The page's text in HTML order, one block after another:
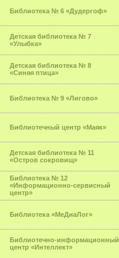
Библиотека № 6 «Дудергоф»
Детская библиотека № 7
«Улыбка»
Детская библиотека № 8
«Синяя птица»
Библиотека № 9 «Лигово»
Библиотечный центр «Маяк»
Детская библиотека № 11
«Остров сокровищ»
Библиотека № 12
«Информационно-сервисный
центр»
Библиотека «МеДиаЛог»
Библиотечно-информационный
центр «Интеллект»